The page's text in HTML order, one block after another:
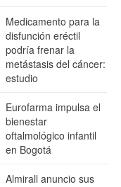
Medicamento para la
disfunción eréctil
podría frenar la
metástasis del cáncer:
estudio
Eurofarma impulsa el
bienestar
oftalmológico infantil
en Bogotá
Almirall anuncio sus